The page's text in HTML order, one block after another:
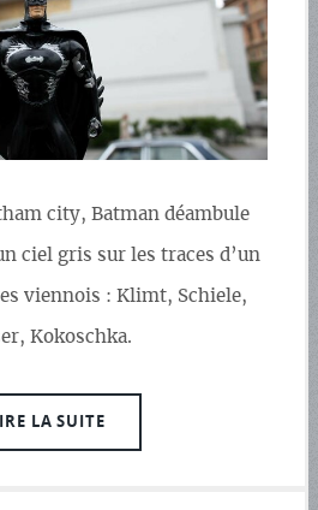
city, Batman déambule
ciel gris sur les traces d’un
viennois : Klimt, Schiele,
Kokoschka.
LA SUITE